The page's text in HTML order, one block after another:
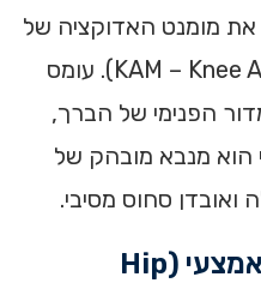
את מומנט האדוקציה של
הברך (KAM – Knee Adduction Moment). עומס
הפנימי של הברך,
הוא מנבא מובהק של
סחוס מסיבי.
חולשת שרירי העכוז האמצעי (Hip